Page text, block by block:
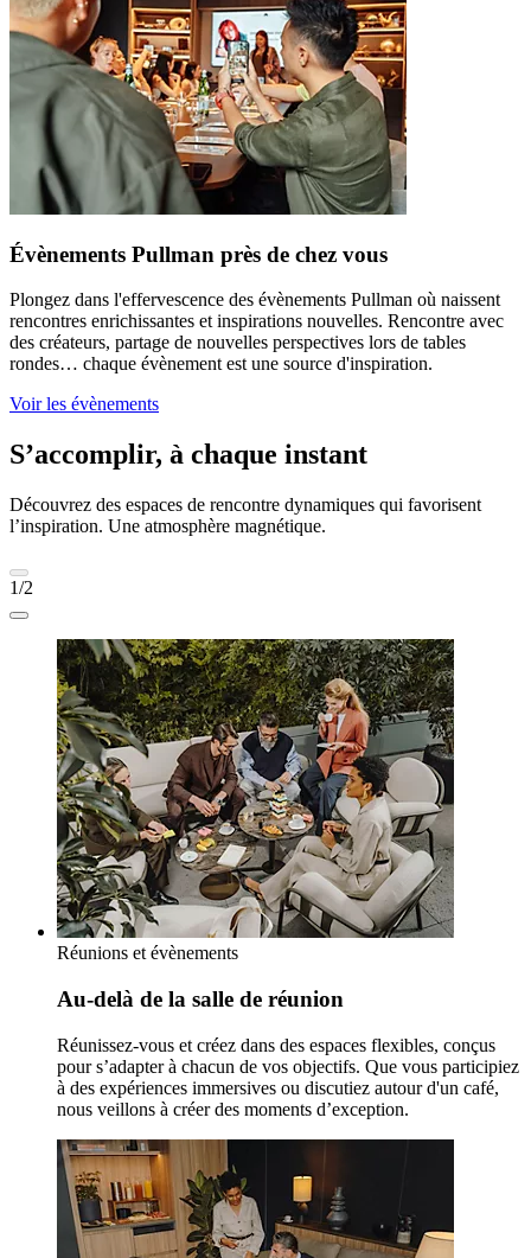
Évènements Pullman près de chez vous
Plongez dans l'effervescence des évènements Pullman où naissent
rencontres enrichissantes et inspirations nouvelles. Rencontre avec
des créateurs, partage de nouvelles perspectives lors de tables
rondes… chaque évènement est une source d'inspiration.
Voir les évènements
S’accomplir, à chaque instant
Découvrez des espaces de rencontre dynamiques qui favorisent
l’inspiration. Une atmosphère magnétique.
1/2
Réunions et évènements
Au-delà de la salle de réunion
Réunissez-vous et créez dans des espaces flexibles, conçus
pour s’adapter à chacun de vos objectifs. Que vous participiez
à des expériences immersives ou discutiez autour d'un café,
nous veillons à créer des moments d’exception.